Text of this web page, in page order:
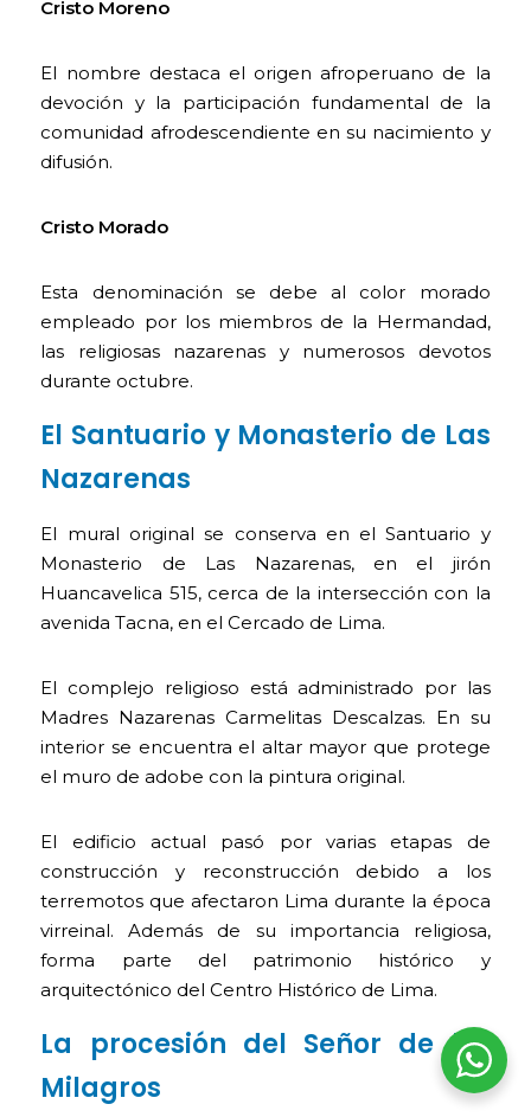
Cristo Moreno
El nombre destaca el origen afroperuano de la
devoción y la participación fundamental de la
comunidad afrodescendiente en su nacimiento y
difusión.
Cristo Morado
Esta denominación se debe al color morado
empleado por los miembros de la Hermandad,
las religiosas nazarenas y numerosos devotos
durante octubre.
El Santuario y Monasterio de Las
Nazarenas
El mural original se conserva en el Santuario y
Monasterio de Las Nazarenas, en el jirón
Huancavelica 515, cerca de la intersección con la
avenida Tacna, en el Cercado de Lima.
El complejo religioso está administrado por las
Madres Nazarenas Carmelitas Descalzas. En su
interior se encuentra el altar mayor que protege
el muro de adobe con la pintura original.
El edificio actual pasó por varias etapas de
construcción y reconstrucción debido a los
terremotos que afectaron Lima durante la época
virreinal. Además de su importancia religiosa,
forma parte del patrimonio histórico y
arquitectónico del Centro Histórico de Lima.
La procesión del Señor de los
Milagros